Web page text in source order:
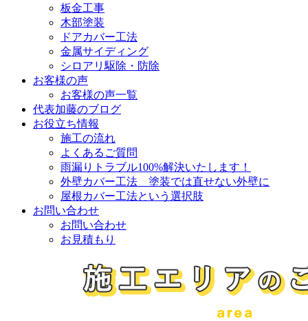
板金工事
木部塗装
ドアカバー工法
金属サイディング
シロアリ駆除・防除
お客様の声
お客様の声一覧
代表加藤のブログ
お役立ち情報
施工の流れ
よくあるご質問
雨漏りトラブル100%解決いたします！
外壁カバー工法 塗装では直せない外壁に
屋根カバー工法という選択肢
お問い合わせ
お問い合わせ
お見積もり